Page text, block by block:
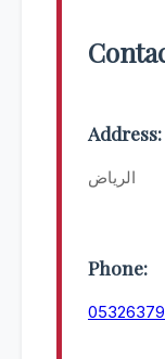
Address:
الرياض
Phone: